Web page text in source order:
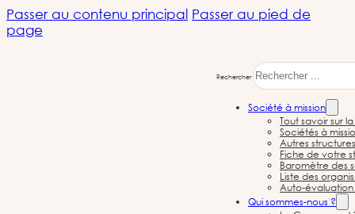
Passer au contenu principal Passer au pied de
page
Rechercher
Société à mission
Tout savoir sur
Sociétés à
Autres
Fiche de votre
Baromètre des
Liste des
Auto-évaluation
Qui sommes-nous ?
Société à mission